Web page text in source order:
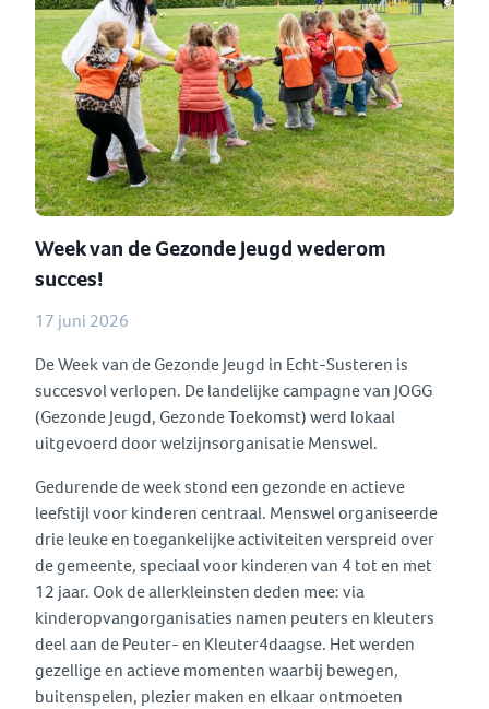
Week van de Gezonde Jeugd wederom
succes!
17 juni 2026
De Week van de Gezonde Jeugd in Echt-Susteren is
succesvol verlopen. De landelijke campagne van JOGG
(Gezonde Jeugd, Gezonde Toekomst) werd lokaal
uitgevoerd door welzijnsorganisatie Menswel.
Gedurende de week stond een gezonde en actieve
leefstijl voor kinderen centraal. Menswel organiseerde
drie leuke en toegankelijke activiteiten verspreid over
de gemeente, speciaal voor kinderen van 4 tot en met
12 jaar. Ook de allerkleinsten deden mee: via
kinderopvangorganisaties namen peuters en kleuters
deel aan de Peuter- en Kleuter4daagse. Het werden
gezellige en actieve momenten waarbij bewegen,
buitenspelen, plezier maken en elkaar ontmoeten